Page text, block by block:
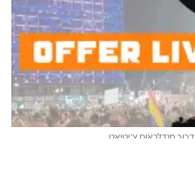
דרור מנדלבאום צ׳יטיאט